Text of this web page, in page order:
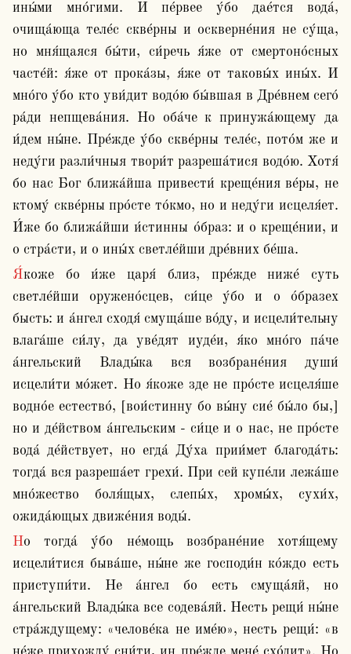
ины́ми мно́гими. И пе́рвее у́бо дае́тся вода́,
очища́юща теле́с скве́рны и оскверне́ния не су́ща,
но мня́щаяся бы́ти, си́речь я́же от смертоно́сных
часте́й: я́же от прока́зы, я́же от таковы́х ины́х. И
мно́го у́бо кто уви́дит водо́ю бы́вшая в Дре́внем сего́
ра́ди непщева́ния. Но оба́че к принужа́ющему да
и́дем ны́не. Пре́жде у́бо скве́рны теле́с, пото́м же и
неду́ги разли́чныя твори́т разреша́тися водо́ю. Хотя́
бо нас Бог ближа́йша привести́ креще́ния ве́ры, не
ктому́ скве́рны про́сте то́кмо, но и неду́ги исцеля́ет.
И́же бо ближа́йши и́стинны о́браз: и о креще́нии, и
о стра́сти, и о ины́х светле́йши дре́вних бе́ша.
Я́коже бо и́же царя́ близ, пре́жде ниже́ суть
светле́йши оружено́сцев, си́це у́бо и о о́бразех
бысть: и а́нгел сходя́ смуща́ше во́ду, и исцели́тельну
влага́ше си́лу, да уве́дят иуде́и, я́ко мно́го па́че
а́нгельский Влады́ка вся возбране́ния души́
исцели́ти мо́жет. Но я́коже зде не про́сте исцеля́ше
водно́е естество́, [вои́стинну бо вы́ну сие́ бы́ло бы,]
но и де́йством а́нгельским - си́це и о нас, не про́сте
вода́ де́йствует, но егда́ Ду́ха прии́мет благода́ть:
тогда́ вся разреша́ет грехи́. При сей купе́ли лежа́ше
мно́жество боля́щых, слепы́х, хромы́х, сухи́х,
ожида́ющых движе́ния воды́.
Но тогда́ у́бо не́мощь возбране́ние хотя́щему
исцели́тися быва́ше, ны́не же господи́н ко́ждо есть
приступи́ти. Не а́нгел бо есть смуща́яй, но
а́нгельский Влады́ка все содева́яй. Несть рещи́ ны́не
стра́ждущему: «челове́ка не име́ю», несть рещи́: «в